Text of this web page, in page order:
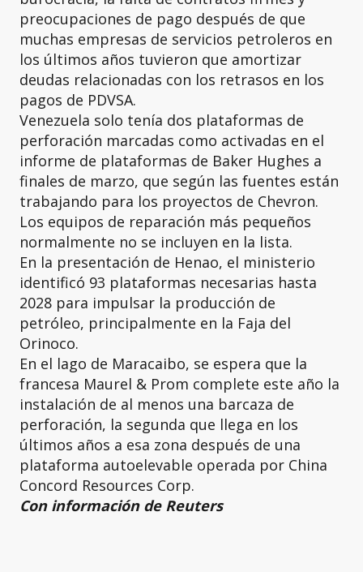
preocupaciones de pago después de que
muchas empresas de servicios petroleros en
los últimos años tuvieron que amortizar
deudas relacionadas con los retrasos en los
pagos de PDVSA.
Venezuela solo tenía dos plataformas de
perforación marcadas como activadas en el
informe de plataformas de Baker Hughes a
finales de marzo, que según las fuentes están
trabajando para los proyectos de Chevron.
Los equipos de reparación más pequeños
normalmente no se incluyen en la lista.
En la presentación de Henao, el ministerio
identificó 93 plataformas necesarias hasta
2028 para impulsar la producción de
petróleo, principalmente en la Faja del
Orinoco.
En el lago de Maracaibo, se espera que la
francesa Maurel & Prom complete este año la
instalación de al menos una barcaza de
perforación, la segunda que llega en los
últimos años a esa zona después de una
plataforma autoelevable operada por China
Concord Resources Corp.
Con información de Reuters